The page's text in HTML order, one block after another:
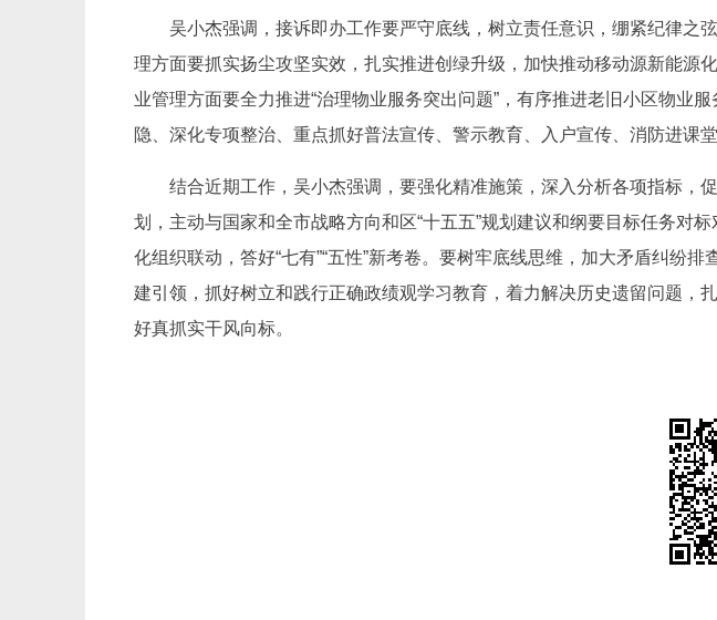
吴小杰强调，接诉即办工作要严守底线，树立责任意识，绷紧纪律之
理方面要抓实扬尘攻坚实效，扎实推进创绿升级，加快推动移动源新能源
业管理方面要全力推进“治理物业服务突出问题”，有序推进老旧小区物业
隐、深化专项整治、重点抓好普法宣传、警示教育、入户宣传、消防进课堂
结合近期工作，吴小杰强调，要强化精准施策，深入分析各项指标，
划，主动与国家和全市战略方向和区“十五五”规划建议和纲要目标任务对
化组织联动，答好“七有”“五性”新考卷。要树牢底线思维，加大矛盾纠纷
建引领，抓好树立和践行正确政绩观学习教育，着力解决历史遗留问题，
好真抓实干风向标。